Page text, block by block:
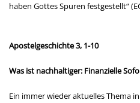
haben Gottes Spuren festgestellt“
Apostelgeschichte 3, 1-10
Was ist nachhaltiger: Finanzielle
Ein immer wieder aktuelles Thema